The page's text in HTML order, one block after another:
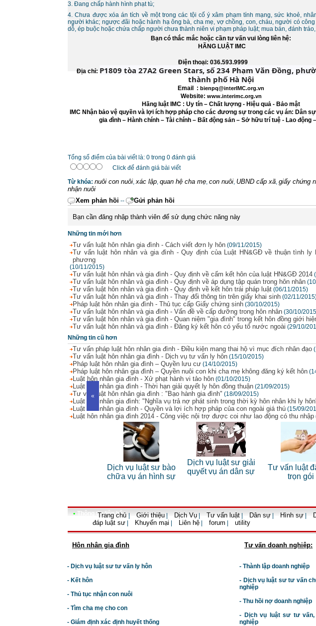
3. Đang chấp hành hình phạt tù;
4. Chưa được xóa án tích về một trong các tội cố ý xâm phạm tính mạng, sức khoẻ,
người khác; ngược đãi hoặc hành hạ ông bà, cha mẹ, vợ chồng, con, cháu, người có
dỗ, ép buộc hoặc chứa chấp người chưa thành niên vi phạm pháp luật; mua bán, đánh
Bạn có thắc mắc hoặc cần tư vấn vui lòng liên hệ:
HÃNG LUẬT IMC
Điện thoại: 036.593.9999
Địa chỉ: P1809 tòa 27A2 Green Stars, số 234 Phạm Văn Đồng,
thành phố Hà Nội
Email : bienpq@interIMC.org.vn
Website: www.interimc.org.vn
Hãng luật IMC : Uy tín – Chất lượng - Hiệu quả - Bảo mật
IMC Nhận bảo vệ quyền và lợi ích hợp pháp cho các đương sự trong các vụ án: Dân
gia đình – Hành chính – Tài chính – Bất động sản – Sở hữu trí tuệ - Lao
Tổng số điểm của bài viết là: 0 trong 0 đánh giá
Click để đánh giá bài viết
Từ khóa: nuôi con nuôi,xác lập, quan hệ cha mẹ, con nuôi, UBND cấp xã, giấy chứng
nhận nuôi
Xem phản hồi -- Gửi phản hồi
Bạn cần đăng nhập thành viên để sử dụng chức năng này
Những tin mới hơn
Tư vấn luật hôn nhân gia đình - Cách viết đơn ly hôn (09/11/2015)
Tư vấn luật hôn nhân và gia đình - Quy định của Luật HN&GĐ về thuận tình ly
phương
(10/11/2015)
Tư vấn luật hôn nhân và gia đình - Quy định về cấm kết hôn của luật HN&GĐ 2014
Tư vấn luật hôn nhân và gia đình - Quy định về áp dụng tập quán trong hôn nhân
Tư vấn luật hôn nhân và gia đình - Quy định về kết hôn trái pháp luật (06/11/2015)
Tư vấn luật hôn nhân và gia đình - Thay đổi thông tin trên giấy khai sinh (02/11/
Pháp luật hôn nhân gia đình - Thủ tục cấp Giấy chứng sinh (30/10/2015)
Tư vấn luật hôn nhân và gia đình - Vấn đề về cấp dưỡng trong hôn nhân (30/10/
Tư vấn luật hôn nhân và gia đình - Quan niệm "gia đình" trong kết hôn đồng giới
Tư vấn luật hôn nhân và gia đình - Đăng ký kết hôn có yếu tố nước ngoài (29/10/
Những tin cũ hơn
Tư vấn pháp luật hôn nhân gia đình - Điều kiện mang thai hộ vì mục đích nhân đạo
Tư vấn luật hôn nhân gia đình - Dịch vụ tư vấn ly hôn (15/10/2015)
Pháp luật hôn nhân gia đình – Quyền lưu cư (14/10/2015)
Pháp luật hôn nhân gia đình – Quyền nuôi con khi cha mẹ không đăng ký kết hôn
Luật hôn nhân gia đình - Xử phạt hành vi tảo hôn (01/10/2015)
Luật hôn nhân gia đình - Thời hạn giải quyết ly hôn đồng thuận (21/09/2015)
Tư vấn luật hôn nhân gia đình : "Bạo hành gia đình" (18/09/2015)
Luật hôn nhân gia đình: "Nghĩa vụ trả nợ phát sinh trong thời kỳ hôn nhân khi ly
Luật hôn nhân gia đình - Quyền và lợi ích hợp pháp của con ngoài giá thú (15/09/
Luật hôn nhân gia đình 2014 - Công việc nội trợ được coi như lao động có thu nhập
«
Dịch vụ luật sư bào
chữa vụ án hình sự
Dịch vụ luật sư giải
quyết vụ án dân sự
Tư vấn luật
trọn gói
• Thông tin liên hệ
Trang chủ | Giới thiệu | Dịch Vụ | Tư vấn luật | Dân sự | Hình sự |
đáp luật sư | Khuyến mại | Liên hệ | forum | utility
Hôn nhân gia đình
- Dịch vụ luật sư tư vấn ly hôn
- Kết hôn
- Thủ tục nhận con nuôi
- Tìm cha mẹ cho con
- Giám định xác định huyết thống
Tư vấn doanh nghiệp:
- Thành lập doanh nghiệp
- Dịch vụ luật sư tư vấn
nghiệp
- Thu hồi nợ doanh nghiệp
- Dịch vụ luật sư tư vấn,
nghiệp